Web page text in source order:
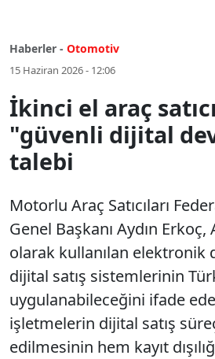
Haberler - Otomotiv
15 Haziran 2026 - 12:06
İkinci el araç
"güvenli dijital
talebi
Motorlu Araç Satıcıları
Genel Başkanı Aydın Erkoç,
olarak kullanılan elektronik
dijital satış sistemlerinin
uygulanabileceğini ifade
işletmelerin dijital satış
edilmesinin hem kayıt